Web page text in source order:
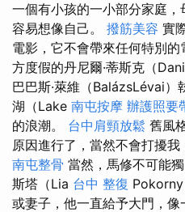
一個有小孩的一小部分家庭
容易想像自己。 撥筋美容 實
電影，它不會帶來任何特別
方度假的丹尼爾·蒂斯克（
巴巴斯·萊維（BalázsLévai
湖（Lake 南屯按摩 辦護照要
的浪潮。 台中肩頸放鬆 舊風
原因進行了，當然不會打擾我
南屯整骨 當然，馬修不可能
斯塔（Lia 台中 整復 Pokorny
或妻子，他一直給予大門，